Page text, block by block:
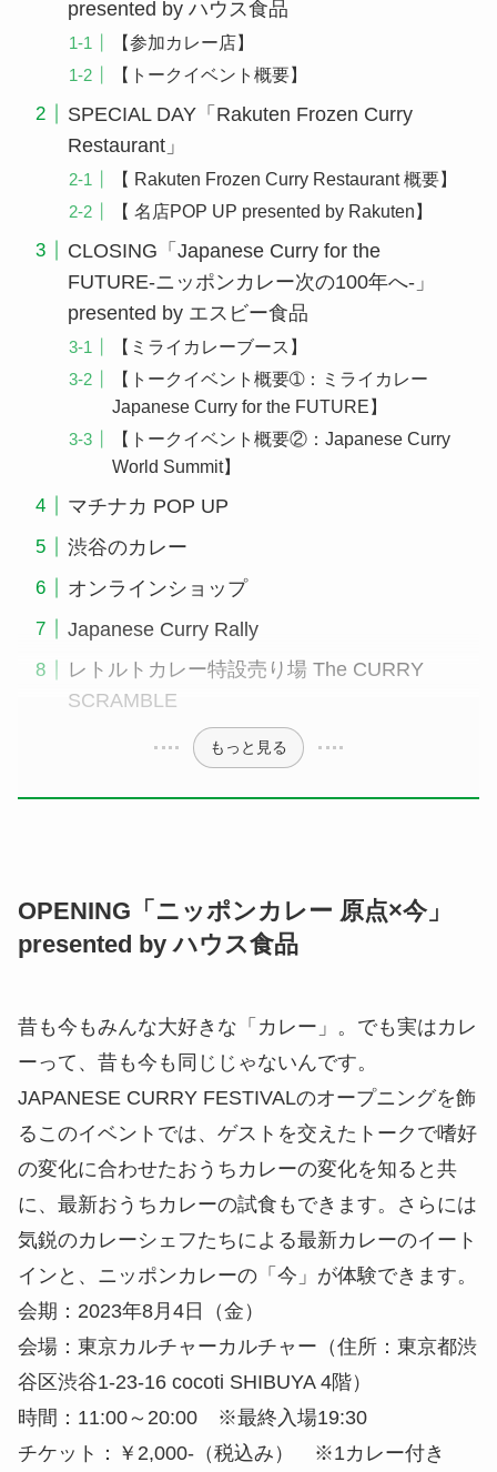
presented by ハウス食品
【参加カレー店】
【トークイベント概要】
SPECIAL DAY「Rakuten Frozen Curry
Restaurant」
【 Rakuten Frozen Curry Restaurant 概要】
【 名店POP UP presented by Rakuten】
CLOSING「Japanese Curry for the
FUTURE-ニッポンカレー次の100年へ-」
presented by エスビー食品
【ミライカレーブース】
【トークイベント概要➀：ミライカレー
Japanese Curry for the FUTURE】
【トークイベント概要②：Japanese Curry
World Summit】
マチナカ POP UP
渋谷のカレー
オンラインショップ
Japanese Curry Rally
レトルトカレー特設売り場 The CURRY
SCRAMBLE
もっと見る
OPENING「ニッポンカレー 原点×今」
presented by ハウス食品
昔も今もみんな大好きな「カレー」。でも実はカレ
ーって、昔も今も同じじゃないんです。
JAPANESE CURRY FESTIVALのオープニングを飾
るこのイベントでは、ゲストを交えたトークで嗜好
の変化に合わせたおうちカレーの変化を知ると共
に、最新おうちカレーの試食もできます。さらには
気鋭のカレーシェフたちによる最新カレーのイート
インと、ニッポンカレーの「今」が体験できます。
会期：2023年8月4日（金）
会場：東京カルチャーカルチャー（住所：東京都渋
谷区渋谷1-23-16 cocoti SHIBUYA 4階）
時間：11:00～20:00 ※最終入場19:30
チケット：￥2,000-（税込み） ※1カレー付き